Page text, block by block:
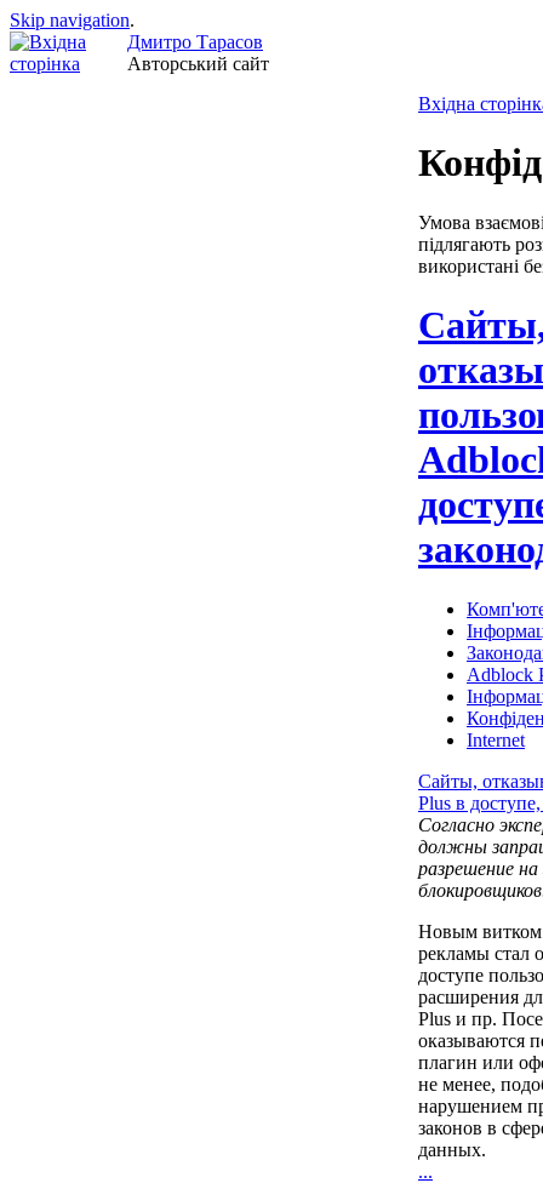
Skip navigation.
Дмитро Тарасов
Авторський сайт
Вхідна
Умова
підлягають
використані
Adblock
Internet
Сайты,
Plus в
Согласно
должны
разрешение на
Новым витком
рекламы стал
доступе
расширения
Plus и пр.
оказываются
плагин или
не менее,
нарушением
законов в
данных.
...